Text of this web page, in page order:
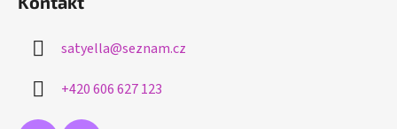
satyella@seznam.cz
+420 606 627 123